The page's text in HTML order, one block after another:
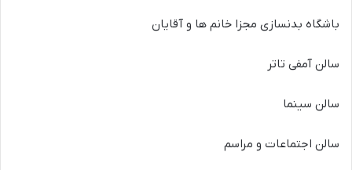
باشگاه بدنسازی مجزا خانم ها و آقایان
سالن آمفی تاتر
سالن سینما
سالن اجتماعات و مراسم